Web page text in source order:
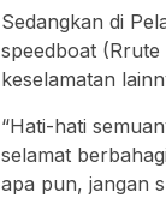
Sedangkan di
speedboat
keselamatan
“Hati-hati
selamat
apa pun, jangan